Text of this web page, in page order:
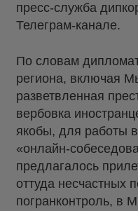
пресс-служба
Телеграм-канале.
По словам
региона, включая
разветвленная
вербовка
якобы, для работы
«онлайн-
предлагалось
оттуда несчастных
погранконтроль, в